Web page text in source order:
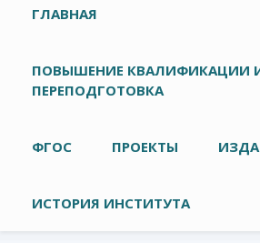
Главное меню
ГЛАВНАЯ
ПОВЫШЕНИЕ КВАЛИФИКАЦИИ
ПЕРЕПОДГОТОВКА
ФГОС ПРОЕКТЫ
ИСТОРИЯ ИНСТИТУТА